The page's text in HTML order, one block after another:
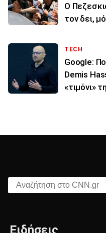
Ο
τον δει,
TECH
Google:
Demis
«τιμόνι»
Αναζήτηση στο CNN.gr
Ειδήσεις